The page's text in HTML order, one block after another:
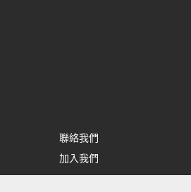
聯絡我們
加入我們